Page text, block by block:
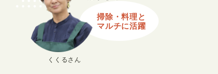
くくるさん
掃除・料理と
マルチに活躍